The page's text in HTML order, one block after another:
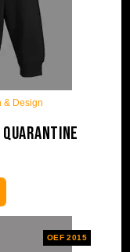
& Design
OEF 2015